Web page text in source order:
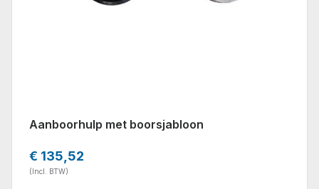
Aanboorhulp met boorsjabloon
€ 135,52
(Incl. BTW)